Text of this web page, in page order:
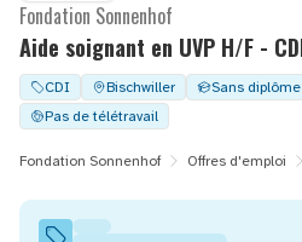
Fondation Sonnenhof
CDI Bischwiller Sans diplôme
Pas de télétravail
Fondation Sonnenhof Offres d'emploi